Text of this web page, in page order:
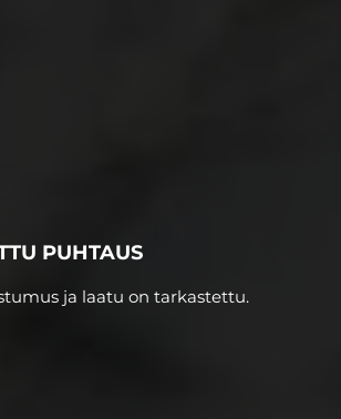
PUHTAUS
ja laatu on tarkastettu.